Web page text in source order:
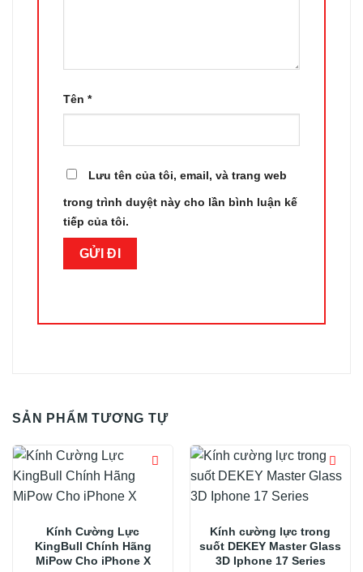
Tên *
Lưu tên của tôi, email, và trang web
trong trình duyệt này cho lần bình luận kế
tiếp của tôi.
SẢN PHẨM TƯƠNG TỰ
Kính Cường Lực
KingBull Chính Hãng
MiPow Cho iPhone X
Kính cường lực trong
suốt DEKEY Master Glass
3D Iphone 17 Series